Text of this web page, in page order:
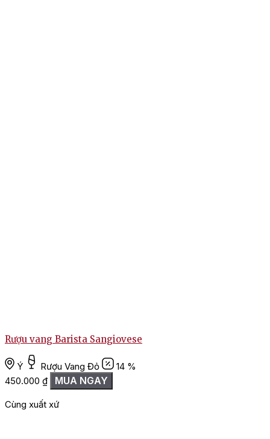
Rượu vang Barista Sangiovese
Ý Rượu Vang Đỏ
14 %
450.000 ₫ MUA NGAY
Cùng xuất xứ